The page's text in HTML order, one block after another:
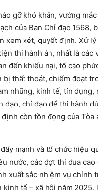
gỡ khó khăn, vướng
của Ban Chỉ đạo 1568,
xem xét, quyết định. Xử
thi hành án, nhất là các
đến khiếu nại, tố cáo
bị thất thoát, chiếm đoạt
nhũng, kinh tế, tín dụng,
đạo, chỉ đạo để thi hành
còn tồn đọng của Tòa
mạnh và tổ chức hiệu
nước, các đợt thi đua cao
xuất sắc nhiệm vụ chính
kinh tế – xã hội năm 2025,